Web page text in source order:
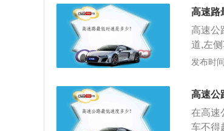
驾驶载
驾驶
道路交
高车速
上行驶
的最低
为每小
车速与
这个速
制等
九十条
处警告
时速的
高速路
高速公
道,左
侧车道
慢越安
所以
差，尽
发布时
高速公
在高速
车不得